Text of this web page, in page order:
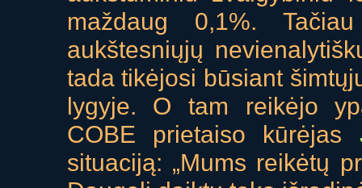
maždaug 0,1%.
aukštesniųjų
tada tikėjosi būsiant
lygyje. O tam reikėjo
COBE prietaiso kūrėjas
situaciją: „Mums reikėtų